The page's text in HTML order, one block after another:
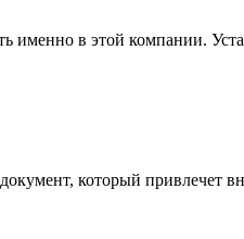
именно в этой компании.
который привлечет